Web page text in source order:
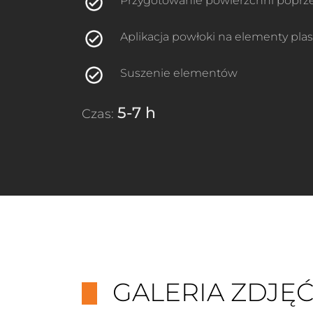
Aplikacja powłoki na elementy
Suszenie elementów
Czas: 5-7 h
GALERIA ZDJĘĆ